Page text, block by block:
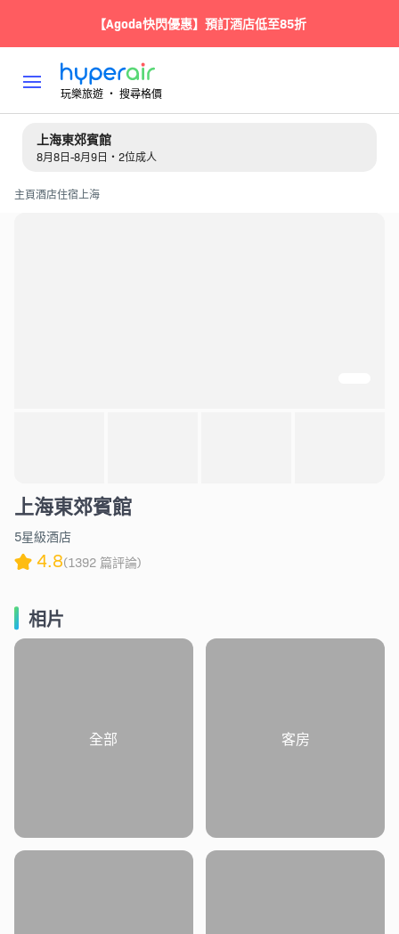
【Agoda快閃優惠】預訂酒店低至85折
玩樂旅遊 ‧ 搜尋格價
上海東郊賓館
8月8日-8月9日・2位成人
主頁酒店住宿上海
上海東郊賓館
5星級酒店
4.8(1392 篇評論)
相片
全部 客房